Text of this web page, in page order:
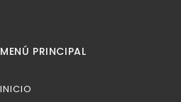
MENÚ PRINCIPAL
INICIO